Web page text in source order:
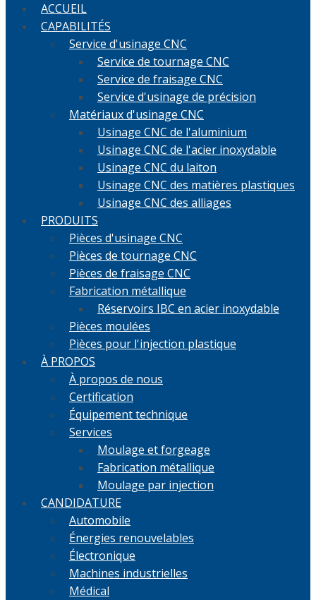
ACCUEIL
CAPABILITÉS
Service d'usinage CNC
Service de tournage CNC
Service de fraisage CNC
Service d'usinage de précision
Matériaux d'usinage CNC
Usinage CNC de l'aluminium
Usinage CNC de l'acier inoxydable
Usinage CNC du laiton
Usinage CNC des matières plastiques
Usinage CNC des alliages
PRODUITS
Pièces d'usinage CNC
Pièces de tournage CNC
Pièces de fraisage CNC
Fabrication métallique
Réservoirs IBC en acier inoxydable
Pièces moulées
Pièces pour l'injection plastique
À PROPOS
À propos de nous
Certification
Équipement technique
Services
Moulage et forgeage
Fabrication métallique
Moulage par injection
CANDIDATURE
Automobile
Énergies renouvelables
Électronique
Machines industrielles
Médical